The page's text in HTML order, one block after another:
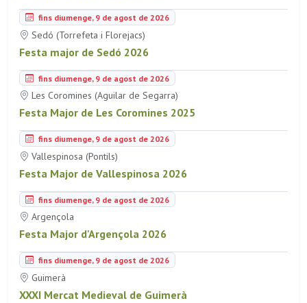
fins diumenge, 9 de agost de 2026
Sedó (Torrefeta i Florejacs)
Festa major de Sedó 2026
fins diumenge, 9 de agost de 2026
Les Coromines (Aguilar de Segarra)
Festa Major de Les Coromines 2025
fins diumenge, 9 de agost de 2026
Vallespinosa (Pontils)
Festa Major de Vallespinosa 2026
fins diumenge, 9 de agost de 2026
Argençola
Festa Major d'Argençola 2026
fins diumenge, 9 de agost de 2026
Guimerà
XXXI Mercat Medieval de Guimerà